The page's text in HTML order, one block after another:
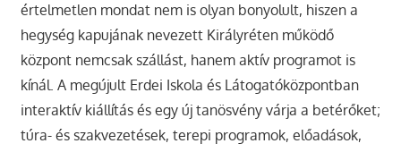
értelmetlen mondat nem is olyan bonyolult, hiszen a
hegység kapujának nevezett Királyréten működő
központ nemcsak szállást, hanem aktív programot is
kínál. A megújult Erdei Iskola és Látogatóközpontban
interaktív kiállítás és egy új tanösvény várja a betérőket;
túra- és szakvezetések, terepi programok, előadások,